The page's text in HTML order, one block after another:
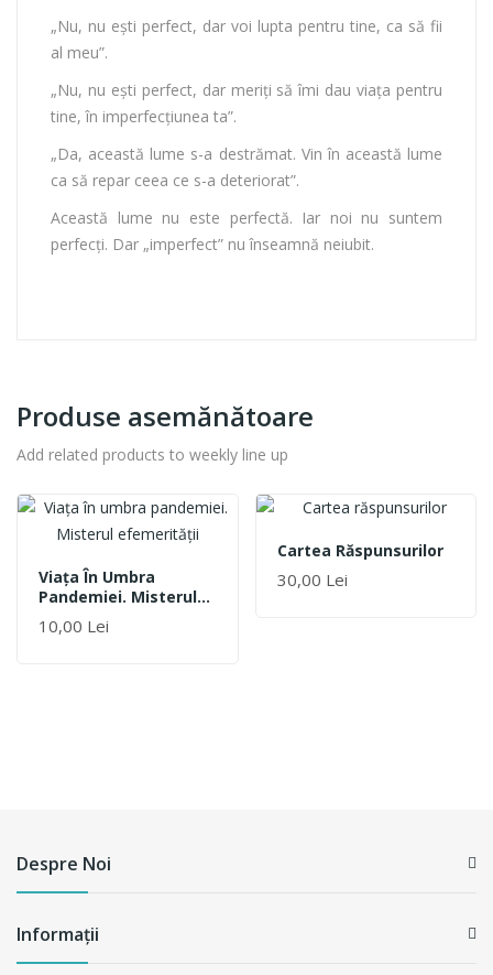
„Nu, nu eşti perfect, dar voi lupta pentru tine, ca să fii
al meu”.
„Nu, nu eşti perfect, dar meriţi să îmi dau viaţa pentru
tine, în imperfecţiunea ta”.
„Da, această lume s-a destrămat. Vin în această lume
ca să repar ceea ce s-a deteriorat”.
Această lume nu este perfectă. Iar noi nu suntem
perfecţi. Dar „imperfect” nu înseamnă neiubit.
Produse asemănătoare
Add related products to weekly line up
Viaţa În Umbra
Pandemiei. Misterul
Efemerităţii
10,00 Lei
Cartea Răspunsurilor
30,00 Lei
Despre Noi
Informații